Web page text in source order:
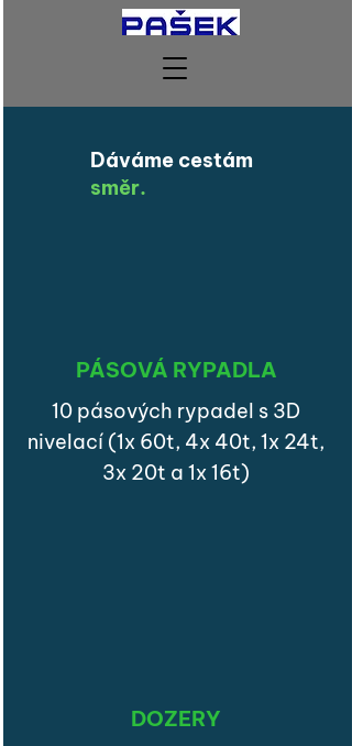
Dáváme cestám
směr.
PÁSOVÁ RYPADLA
10 pásových rypadel s 3D
nivelací (1x 60t, 4x 40t, 1x 24t,
3x 20t a 1x 16t)
DOZERY